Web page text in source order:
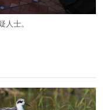
人士。